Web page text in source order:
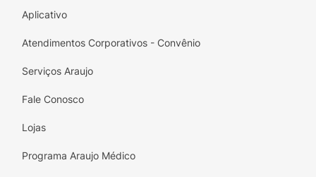
Aplicativo
Atendimentos Corporativos - Convênio
Serviços Araujo
Fale Conosco
Lojas
Programa Araujo Médico